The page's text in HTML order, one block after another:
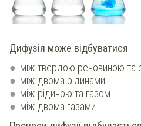
Дифузія може відбуватися
між твердою речовиною та
між двома рідинами
між рідиною та газом
між двома газами